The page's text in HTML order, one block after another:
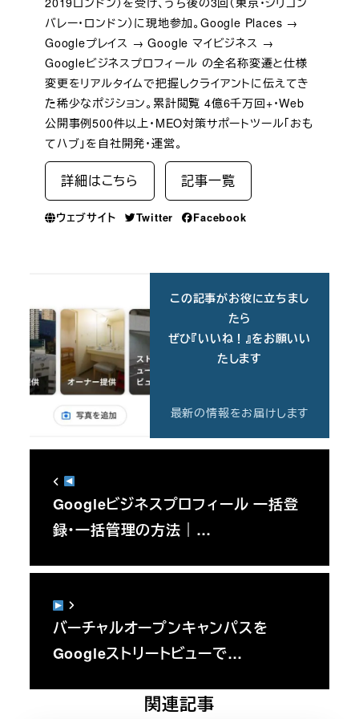
バレー・ロンドン）に現地参加。Google Places →
Googleプレイス → Google マイビジネス →
Googleビジネスプロフィール の全名称変遷と仕様
変更をリアルタイムで把握しクライアントに伝えてき
た稀少なポジション。累計閲覧 4億6千万回+・Web
公開事例500件以上・MEO対策サポートツール「おも
てハブ」を自社開発・運営。
詳細はこちら 記事一覧
ウェブサイト Twitter Facebook
この記事がお役に立ちまし
たら
ぜひ『いいね！』をお願いい
たします
最新の情報をお届けします
Googleビジネスプロフィール 一括登
録・一括管理の方法｜…
バーチャルオープンキャンパスを
Googleストリートビューで…
関連記事